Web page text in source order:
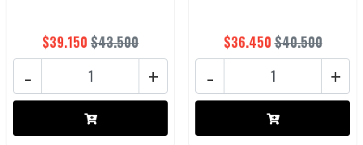
$39.150 $43.500
+
-
$36.450$40.500
+
-